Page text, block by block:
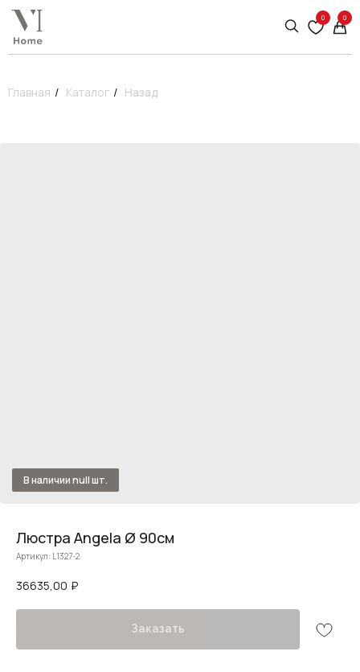
0 0
Главная / Каталог / Назад
Люстра Angela Ø 90см
Артикул: L1327-2
36635,00 ₽
Заказать